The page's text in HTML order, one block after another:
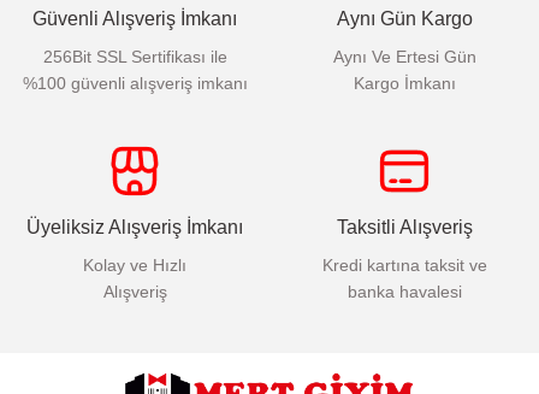
Güvenli Alışveriş İmkanı
256Bit SSL Sertifikası ile
%100 güvenli alışveriş imkanı
Aynı Gün Kargo
Aynı Ve Ertesi Gün
Kargo İmkanı
Üyeliksiz Alışveriş İmkanı
Kolay ve Hızlı
Alışveriş
Taksitli Alışveriş
Kredi kartına taksit ve
banka havalesi